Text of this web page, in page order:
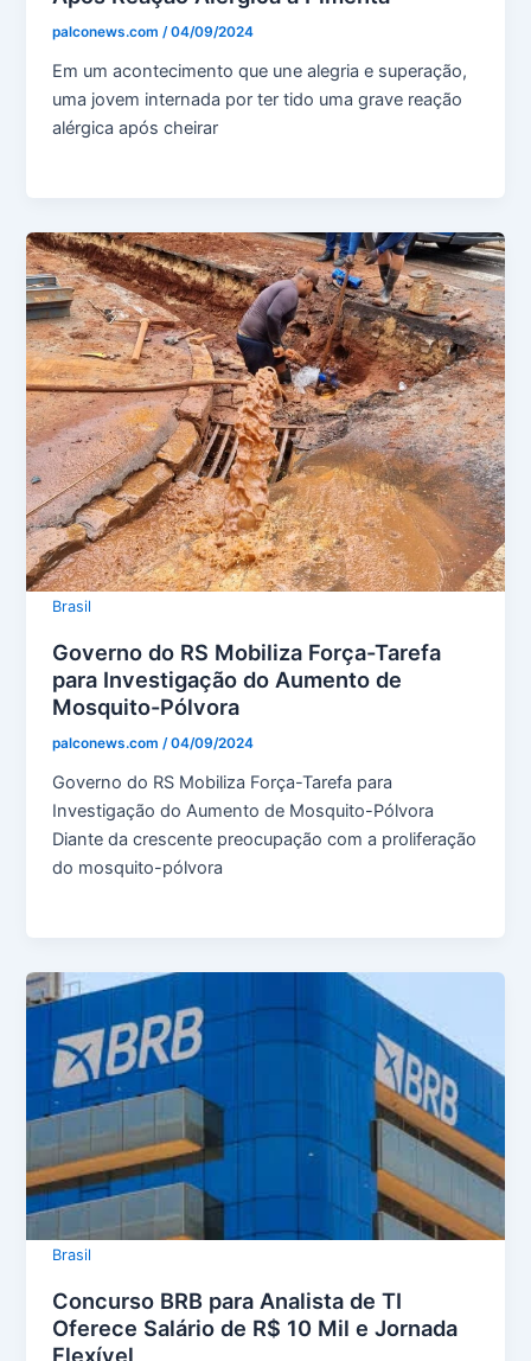
palconews.com/04/09/2024
Em um acontecimento que une alegria e superação,
uma jovem internada por ter tido uma grave reação
alérgica após cheirar
Brasil
Governo do RS Mobiliza Força-Tarefa
para Investigação do Aumento de
Mosquito-Pólvora
palconews.com /04/09/2024
Governo do RS Mobiliza Força-Tarefa para
Investigação do Aumento de Mosquito-Pólvora
Diante da crescente preocupação com a proliferação
do mosquito-pólvora
Brasil
Concurso BRB para Analista de TI
Oferece Salário de R$ 10 Mil e Jornada
Flexível